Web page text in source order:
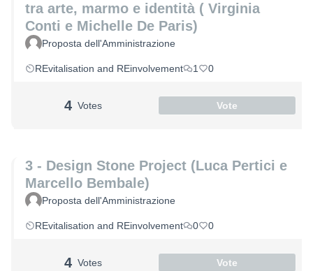
tra arte, marmo e identità ( Virginia
Conti e Michelle De Paris)
Proposta dell'Amministrazione
REvitalisation and REinvolvement 1 0
4 Votes Vote
3 - Design Stone Project (Luca Pertici e
Marcello Bembale)
Proposta dell'Amministrazione
REvitalisation and REinvolvement 0 0
4 Votes Vote